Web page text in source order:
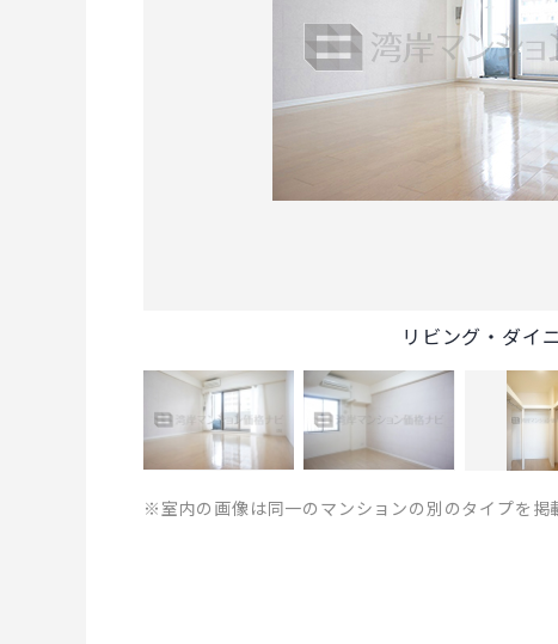
リビング・ダイ
※室内の画像は同一のマンションの別のタイプを掲